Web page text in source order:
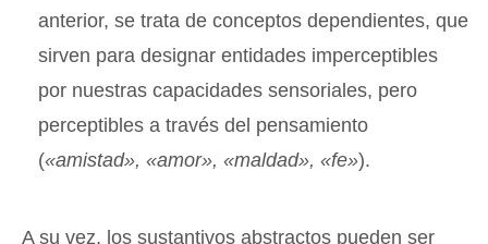
anterior, se trata de conceptos dependientes, que
sirven para designar entidades imperceptibles
por nuestras capacidades sensoriales, pero
perceptibles a través del pensamiento
(«amistad», «amor», «maldad», «fe»).
A su vez, los sustantivos abstractos pueden ser